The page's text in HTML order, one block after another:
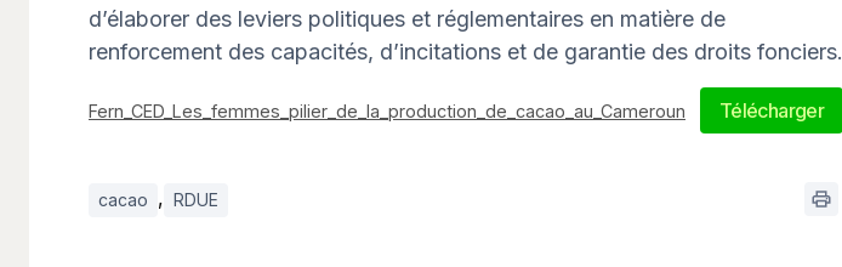
d’élaborer des leviers politiques et réglementaires en matière de
renforcement des capacités, d’incitations et de garantie des droits fonciers.
Fern_CED_Les_femmes_pilier_de_la_production_de_cacao_au_Cameroun Télécharger
cacao , RDUE